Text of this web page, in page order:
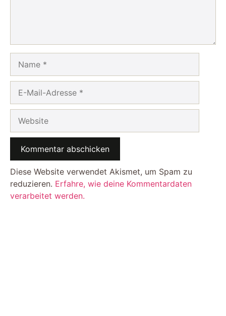
Mail-
Adresse
Diese Website verwendet Akismet, um Spam zu
reduzieren. Erfahre, wie deine Kommentardaten
verarbeitet werden.